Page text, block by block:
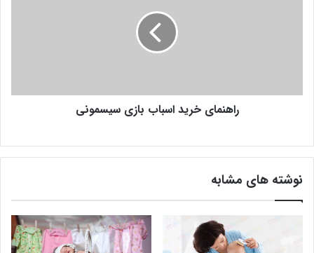
راهنمای خرید اسباب بازی سیسمونی
نوشته های مشابه